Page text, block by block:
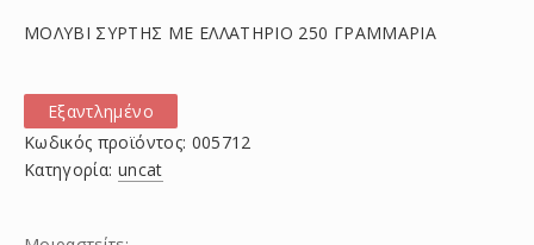
ΜΟΛΥΒΙ ΣΥΡΤΗΣ ΜΕ ΕΛΛΑΤΗΡΙΟ 250 ΓΡΑΜΜΑΡΙΑ
Εξαντλημένο
Κωδικός προϊόντος: 005712
Κατηγορία: uncat